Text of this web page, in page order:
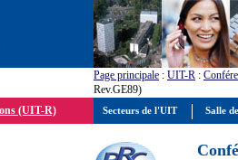
Page principale : UIT-R :
Rev.GE89)
(UIT-R)
Secteurs de l'UIT Salle